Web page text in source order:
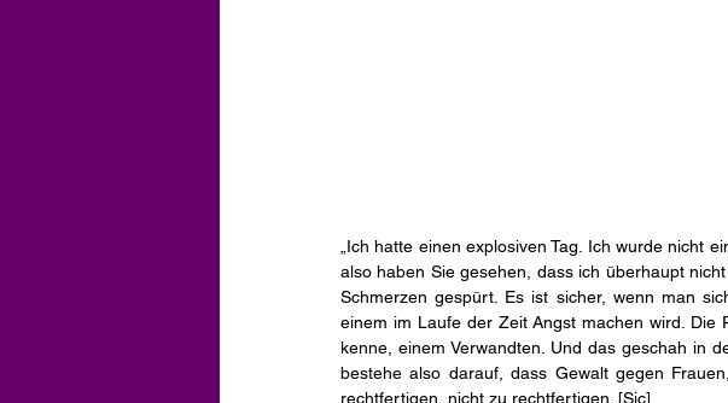
„Ich hatte einen explosiven Tag. Ich wurde nicht
also haben Sie gesehen, dass ich überhaupt
Schmerzen gespürt. Es ist sicher, wenn man
einem im Laufe der Zeit Angst machen wird.
kenne, einem Verwandten. Und das geschah in
bestehe also darauf, dass Gewalt gegen
rechtfertigen, nicht zu rechtfertigen. [Sic]